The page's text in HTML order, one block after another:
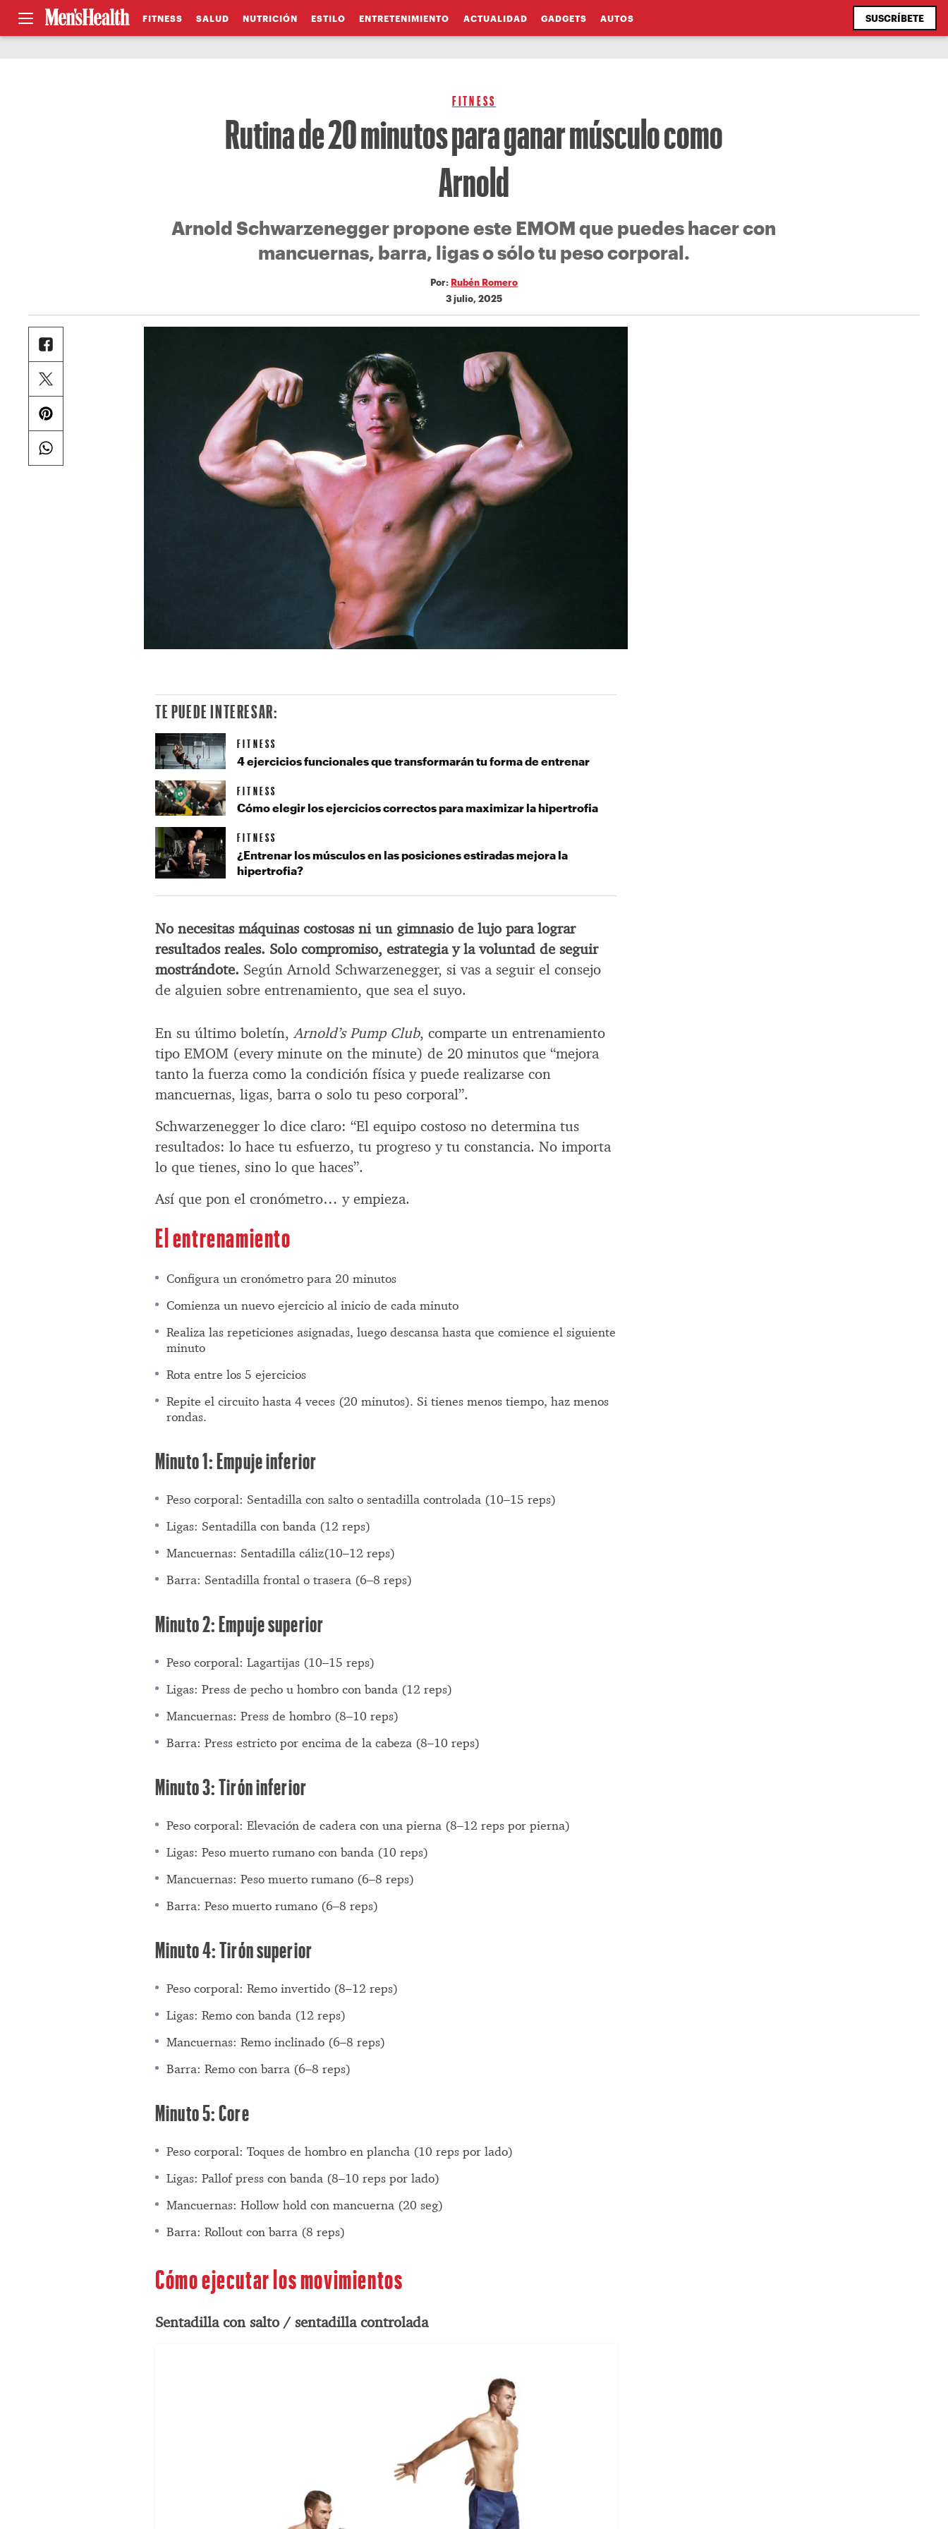
FITNESS SALUD NUTRICIÓN ESTILO ENTRETENIMIENTO ACTUALIDAD GADGETS AUTOS SUSCRÍBETE
FITNESS
Rutina de 20 minutos para ganar músculo como
Arnold
Arnold Schwarzenegger propone este EMOM que puedes hacer con
mancuernas, barra, ligas o sólo tu peso corporal.
Por: Rubén Romero
3 julio, 2025
No necesitas máquinas costosas ni un gimnasio de lujo para lograr
resultados reales. Solo compromiso, estrategia y la voluntad de seguir
mostrándote. Según Arnold Schwarzenegger, si vas a seguir el consejo
de alguien sobre entrenamiento, que sea el suyo.
En su último boletín,Arnold’s Pump Club, comparte un entrenamiento
tipo EMOM (every minute on the minute) de 20 minutos que “mejora
tanto la fuerza como la condición física y puede realizarse con
mancuernas, ligas, barra o solo tu peso corporal”.
Schwarzenegger lo dice claro: “El equipo costoso no determina tus
resultados: lo hace tu esfuerzo, tu progreso y tu constancia. No importa
lo que tienes, sino lo que haces”.
Así que pon el cronómetro… y empieza.
El entrenamiento
Configura un cronómetro para 20 minutos
Comienza un nuevo ejercicio al inicio de cada minuto
Realiza las repeticiones asignadas, luego descansa hasta que comience el siguiente
minuto
Rota entre los 5 ejercicios
Repite el circuito hasta 4 veces (20 minutos). Si tienes menos tiempo, haz menos
rondas.
Minuto 1: Empuje inferior
Peso corporal: Sentadilla con salto o sentadilla controlada (10–15 reps)
Ligas: Sentadilla con banda (12 reps)
Mancuernas: Sentadilla cáliz(10–12 reps)
Barra: Sentadilla frontal o trasera (6–8 reps)
Minuto 2: Empuje superior
Peso corporal: Lagartijas (10–15 reps)
Ligas: Press de pecho u hombro con banda (12 reps)
Mancuernas: Press de hombro (8–10 reps)
Barra: Press estricto por encima de la cabeza (8–10 reps)
Minuto 3: Tirón inferior
Peso corporal: Elevación de cadera con una pierna (8–12 reps por pierna)
Ligas: Peso muerto rumano con banda (10 reps)
Mancuernas: Peso muerto rumano (6–8 reps)
Barra: Peso muerto rumano (6–8 reps)
Minuto 4: Tirón superior
Peso corporal: Remo invertido (8–12 reps)
Ligas: Remo con banda (12 reps)
Mancuernas: Remo inclinado (6–8 reps)
Barra: Remo con barra (6–8 reps)
Minuto 5: Core
Peso corporal: Toques de hombro en plancha (10 reps por lado)
Ligas: Pallof press con banda (8–10 reps por lado)
Mancuernas: Hollow hold con mancuerna (20 seg)
Barra: Rollout con barra (8 reps)
Cómo ejecutar los movimientos
Sentadilla con salto / sentadilla controlada
TE PUEDE INTERESAR:
FITNESS
4 ejercicios funcionales que transformarán tu forma de entrenar
FITNESS
Cómo elegir los ejercicios correctos para maximizar la hipertrofia
FITNESS
¿Entrenar los músculos en las posiciones estiradas mejora la
hipertrofia?